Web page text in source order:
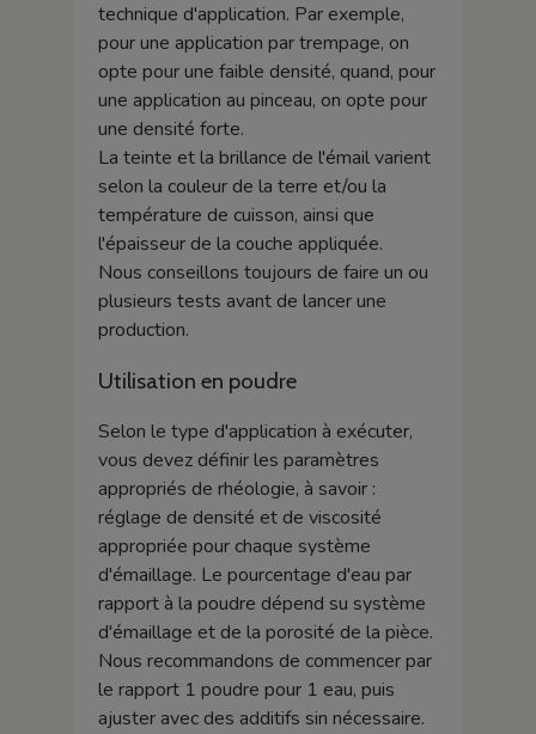
technique d'application. Par exemple,
pour une application par trempage, on
opte pour une faible densité, quand, pour
une application au pinceau, on opte pour
une densité forte.
La teinte et la brillance de l'émail varient
selon la couleur de la terre et/ou la
température de cuisson, ainsi que
l'épaisseur de la couche appliquée.
Nous conseillons toujours de faire un ou
plusieurs tests avant de lancer une
production.
Utilisation en poudre
Selon le type d'application à exécuter,
vous devez définir les paramètres
appropriés de rhéologie, à savoir :
réglage de densité et de viscosité
appropriée pour chaque système
d'émaillage. Le pourcentage d'eau par
rapport à la poudre dépend su système
d'émaillage et de la porosité de la pièce.
Nous recommandons de commencer par
le rapport 1 poudre pour 1 eau, puis
ajuster avec des additifs sin nécessaire.